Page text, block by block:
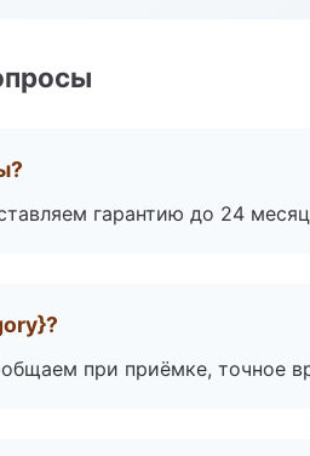
гарантию до 24
при приёмке, точное